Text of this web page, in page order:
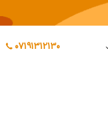
07191312130